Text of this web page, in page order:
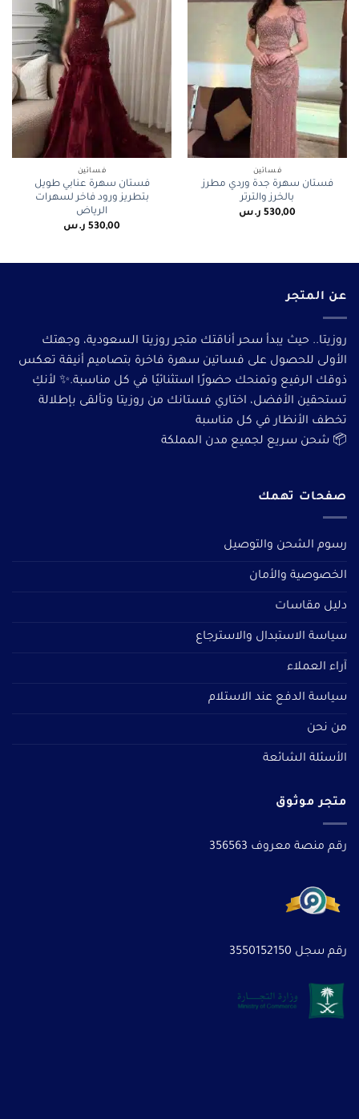
فساتين
فستان سهرة جدة وردي مطرز
بالخرز والترتر
530,00 ر.س
فساتين
فستان سهرة عنابي طويل
بتطريز ورود فاخر لسهرات
الرياض
530,00 ر.س
عن المتجر
روزيتا.. حيث يبدأ سحر أناقتك متجر روزيتا السعودية، وجهتك
الأولى للحصول على فساتين سهرة فاخرة بتصاميم أنيقة تعكس
ذوقك الرفيع وتمنحك حضورًا استثنائيًا في كل مناسبة.✨ لأنكِ
تستحقين الأفضل، اختاري فستانك من روزيتا وتألقى بإطلالة
تخطف الأنظار في كل مناسبة
📦 شحن سريع لجميع مدن المملكة
صفحات تهمك
رسوم الشحن والتوصيل
الخصوصية والأمان
دليل مقاسات
سياسة الاستبدال والاسترجاع
آراء العملاء
سياسة الدفع عند الاستلام
من نحن
الأسئلة الشائعة
متجر موثوق
رقم منصة معروف 356563
رقم سجل 3550152150